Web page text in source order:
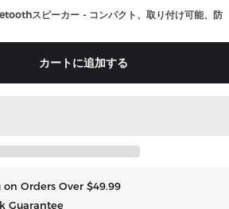
スピーカー - コンパクト、取り付け可能、防
カートに追加する
on Orders Over $49.99
Guarantee